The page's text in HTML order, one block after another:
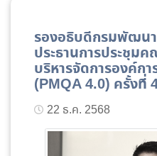
รองอธิบดีกรมพัฒน
ประธานการประชุม
บริหารจัดการองค์กา
(PMQA 4.0) ครั้งที่
22 ธ.ค. 2568